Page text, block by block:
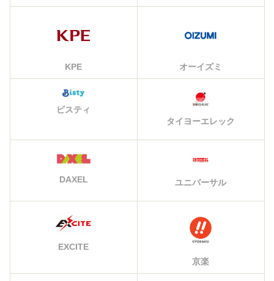
KPE オーイズミ
ビスティ
タイヨーエレック
DAXEL ユニバーサル
EXCITE
京楽